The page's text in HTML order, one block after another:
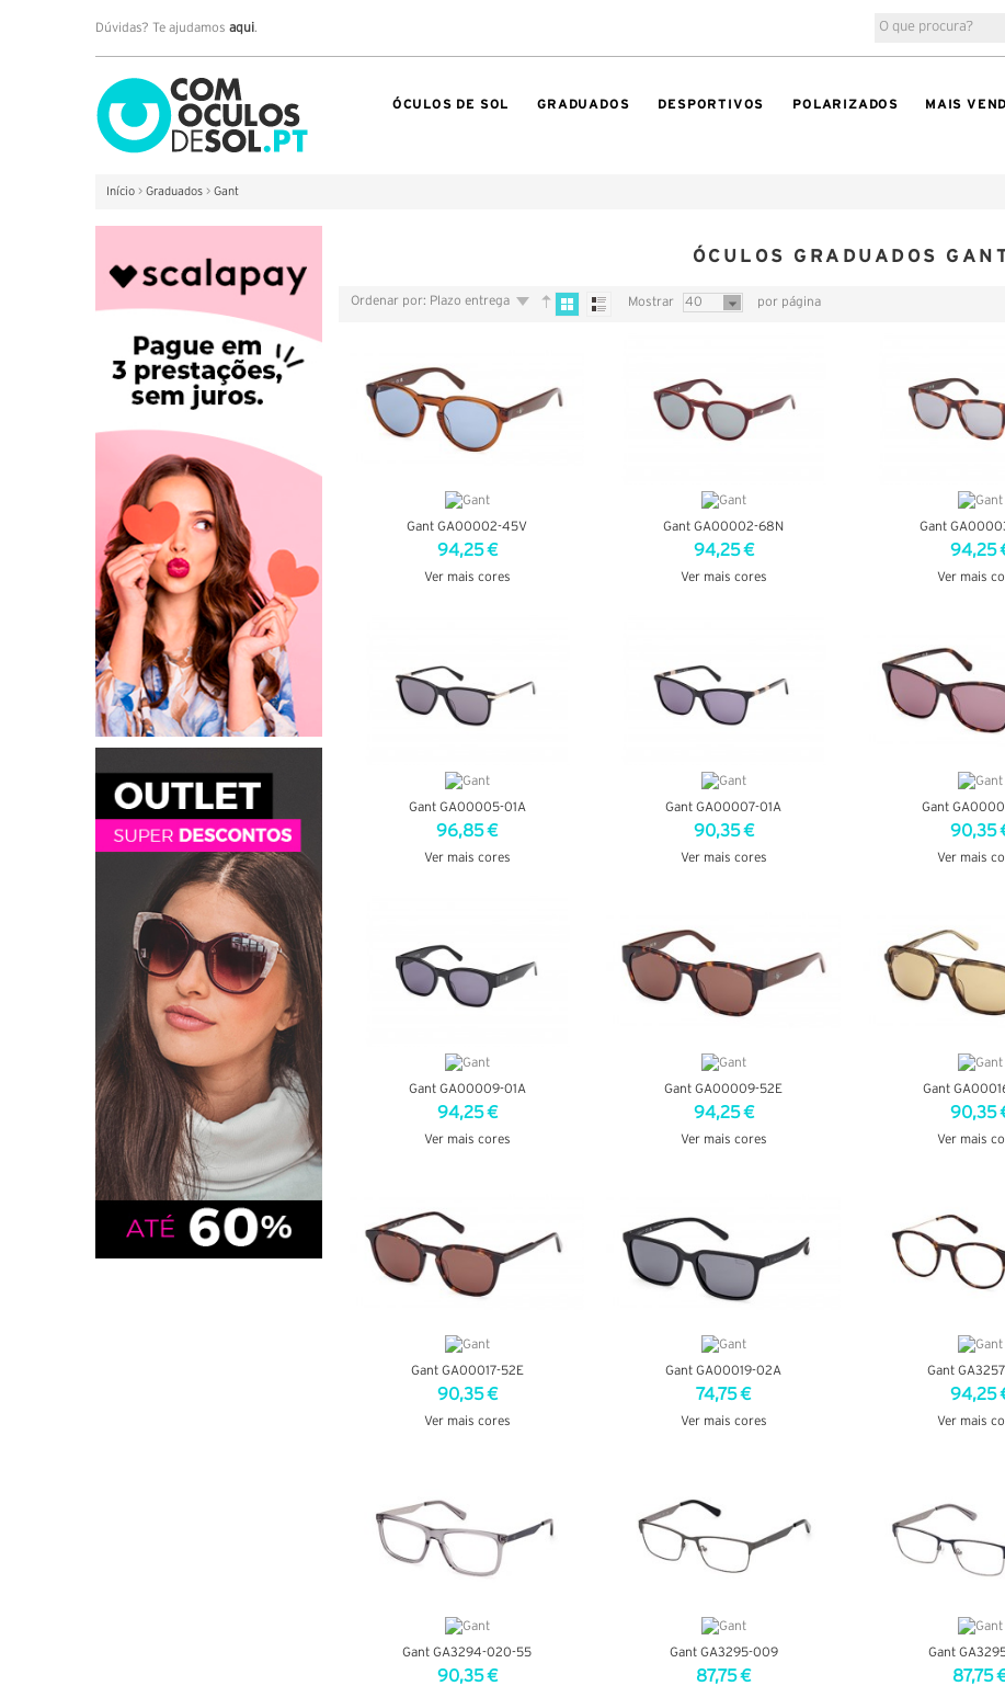
Dúvidas? Te ajudamos aqui.
ÓCULOS DE SOL GRADUADOS DESPORTIVOS POLARIZADOS MAIS
Início > Graduados > Gant
ÓCULOS GRADUADOS
Ordenar por: Plazo entrega Mostrar 40 por página
Gant GA00002-45V
94,25 €
Ver mais cores
Gant GA00002-68N
94,25 €
Ver mais cores
Gant
94,25
Ver mais
Gant GA00005-01A
96,85 €
Ver mais cores
Gant GA00007-01A
90,35 €
Ver mais cores
Gant
90,35
Ver mais
Gant GA00009-01A
94,25 €
Ver mais cores
Gant GA00009-52E
94,25 €
Ver mais cores
Gant
90,35
Ver mais
Gant GA00017-52E
90,35 €
Ver mais cores
Gant GA00019-02A
74,75 €
Ver mais cores
Gant
94,25
Ver mais
Gant GA3294-020-55
90,35 €
Gant GA3295-009
87,75 €
Gant
87,75